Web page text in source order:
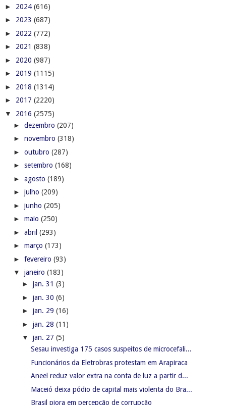
► 2024 (616)
► 2023 (687)
► 2022 (772)
► 2021 (838)
► 2020 (987)
► 2019 (1115)
► 2018 (1314)
► 2017 (2220)
▼ 2016 (2575)
► dezembro (207)
► novembro (318)
► outubro (287)
► setembro (168)
► agosto (189)
► julho (209)
► junho (205)
► maio (250)
► abril (293)
► março (173)
► fevereiro (93)
▼ janeiro (183)
► jan. 31 (3)
► jan. 30 (6)
► jan. 29 (16)
► jan. 28 (11)
▼ jan. 27 (5)
Sesau investiga 175 casos suspeitos de microcefali...
Funcionários da Eletrobras protestam em Arapiraca
Aneel reduz valor extra na conta de luz a partir d...
Maceió deixa pódio de capital mais violenta do Bra...
Brasil piora em percepção de corrupção